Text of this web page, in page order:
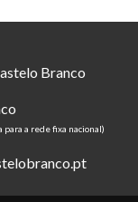
Branco
para a rede fixa nacional)